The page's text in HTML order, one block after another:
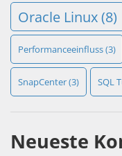
Oracle Linux(8)
Performanceeinfluss(3)
SnapCenter(3) SQL
Neueste